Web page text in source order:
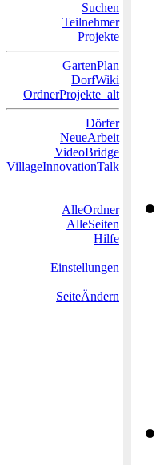
Suchen
Teilnehmer
Projekte
GartenPlan
DorfWiki
OrdnerProjekte_alt
Dörfer
NeueArbeit
VideoBridge
VillageInnovationTalk
AlleOrdner
AlleSeiten
Hilfe
Einstellungen
SeiteÄndern